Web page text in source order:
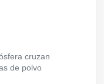
cruzan
de polvo